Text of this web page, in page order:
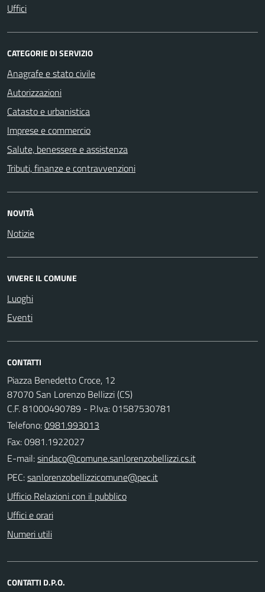
Uffici
CATEGORIE DI SERVIZIO
Anagrafe e stato civile
Autorizzazioni
Catasto e urbanistica
Imprese e commercio
Salute, benessere e assistenza
Tributi, finanze e contravvenzioni
NOVITÀ
Notizie
VIVERE IL COMUNE
Luoghi
Eventi
CONTATTI
Piazza Benedetto Croce, 12
87070 San Lorenzo Bellizzi (CS)
C.F. 81000490789 - P.Iva: 01587530781
Telefono:0981.993013
Fax: 0981.1922027
E-mail:
PEC:
Ufficio Relazioni con il pubblico
Uffici e orari
Numeri utili
CONTATTI D.P.O.